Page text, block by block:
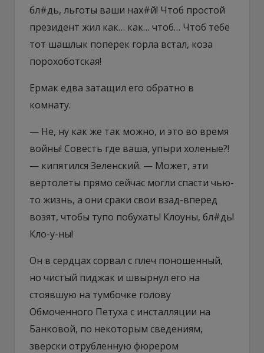
бл#дь, льготы ваши нах#й! Чтоб простой
президент жил как… как… чтоб… Чтоб тебе
тот шашлык поперек горла встал, коза
порохоботская!
Ермак едва затащил его обратно в
комнату.
— Не, ну как же так можно, и это во время
войны! Совесть где ваша, упыри холеные?!
— кипятился Зеленский. — Может, эти
вертолеты прямо сейчас могли спасти чью-
то жизнь, а они сраки свои взад-вперед
возят, чтобы тупо побухать! Клоуны, бл#дь!
Кло-у-ны!
Он в сердцах сорвал с плеч поношенный,
но чистый пиджак и швырнул его на
стоявшую на тумбочке голову
Обмоченного Петуха с инсталляции на
Банковой, по некоторым сведениям,
зверски отрубленную фюрером